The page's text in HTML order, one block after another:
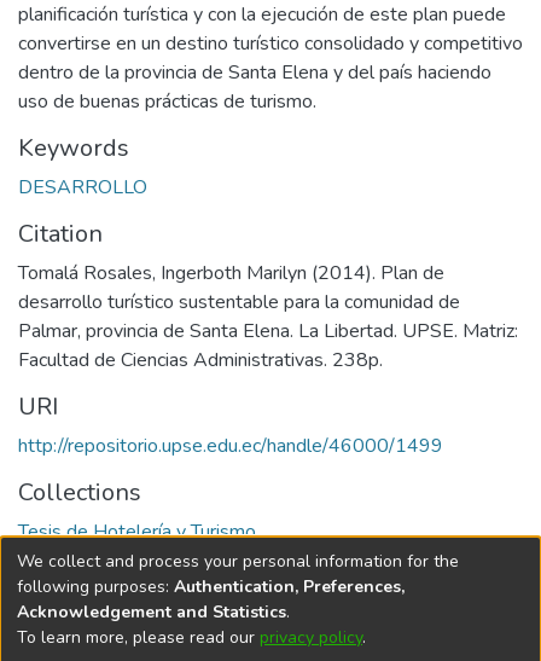
planificación turística y con la ejecución de este plan puede
convertirse en un destino turístico consolidado y competitivo
dentro de la provincia de Santa Elena y del país haciendo
uso de buenas prácticas de turismo.
Keywords
DESARROLLO
Citation
Tomalá Rosales, Ingerboth Marilyn (2014). Plan de
desarrollo turístico sustentable para la comunidad de
Palmar, provincia de Santa Elena. La Libertad. UPSE. Matriz:
Facultad de Ciencias Administrativas. 238p.
URI
http://repositorio.upse.edu.ec/handle/46000/1499
Collections
Tesis de Hotelería y Turismo
Full item page
DSpace softwarecopyright © 2002-2026
We collect and process your personal information for the
following purposes: Authentication, Preferences,
Acknowledgement and Statistics.
To learn more, please read our privacy policy.